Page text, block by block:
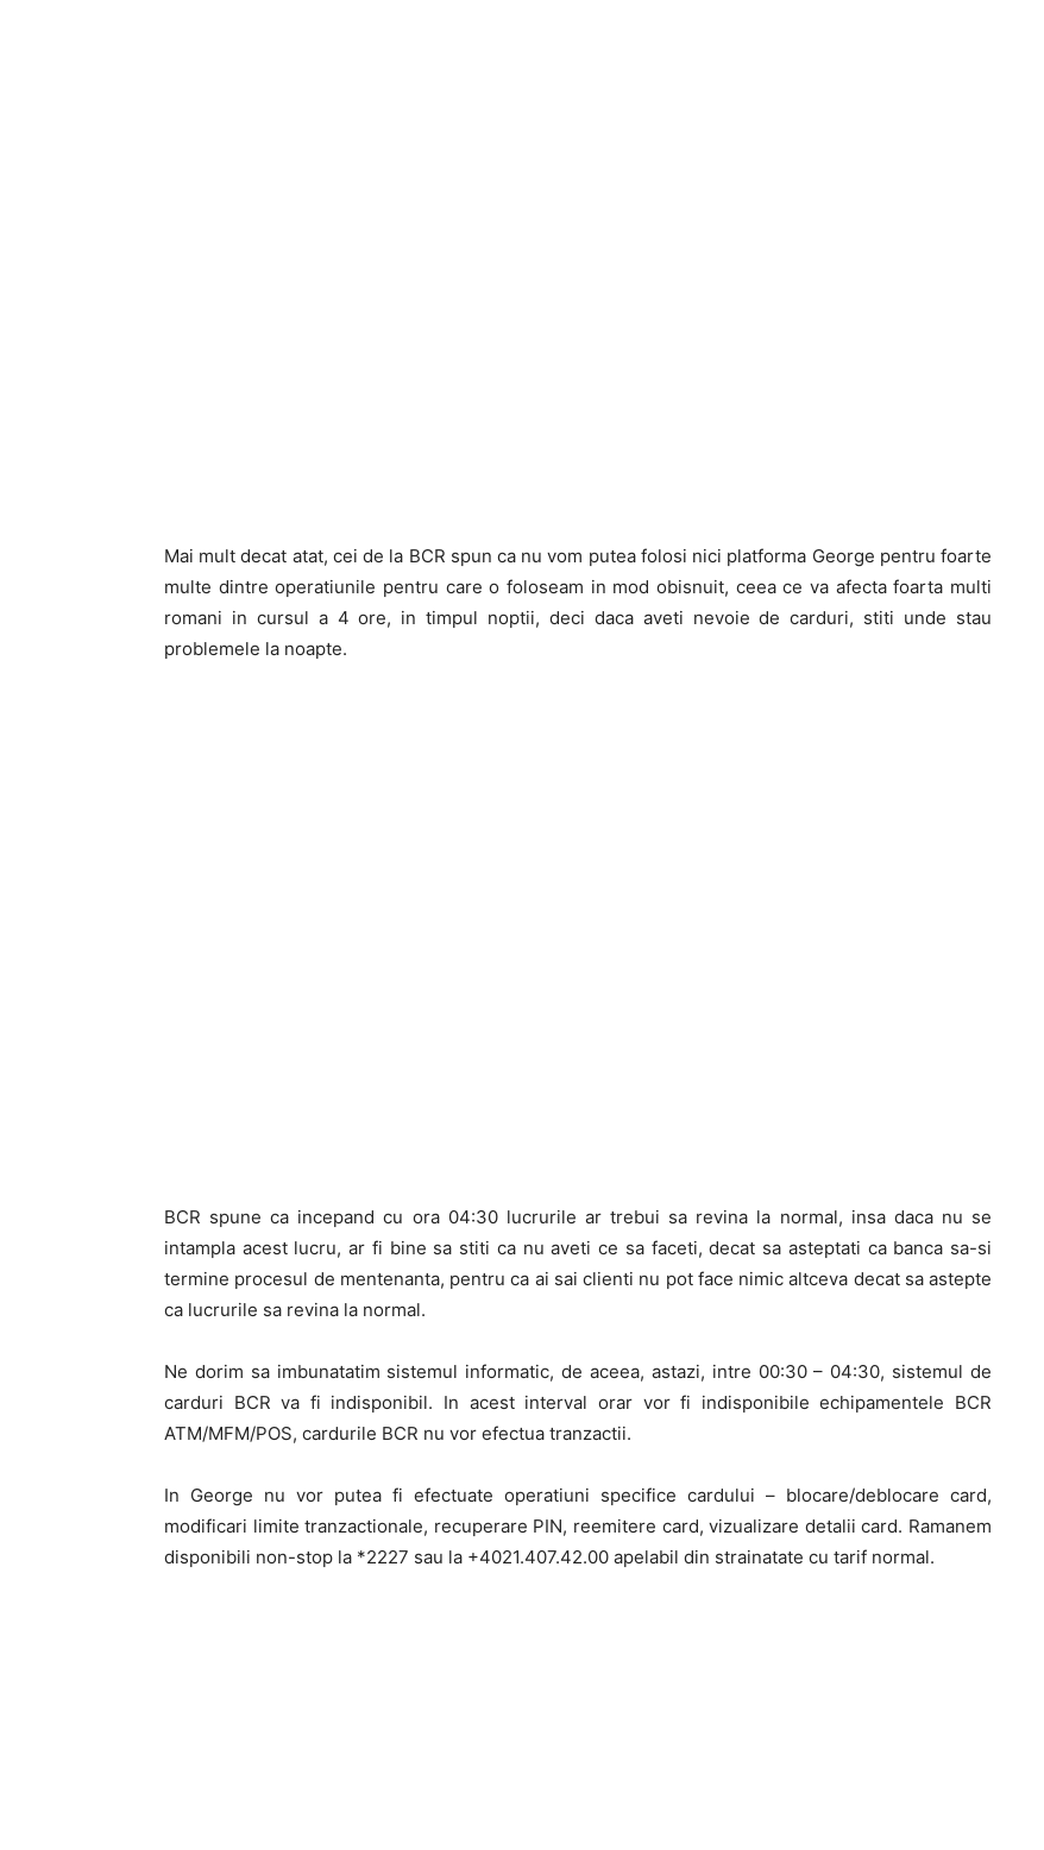
Mai mult decat atat, cei de la BCR spun ca nu vom putea folosi nici platforma George pentru foarte
multe dintre operatiunile pentru care o foloseam in mod obisnuit, ceea ce va afecta foarta multi
romani in cursul a 4 ore, in timpul noptii, deci daca aveti nevoie de carduri, stiti unde stau
problemele la noapte.
BCR spune ca incepand cu ora 04:30 lucrurile ar trebui sa revina la normal, insa daca nu se
intampla acest lucru, ar fi bine sa stiti ca nu aveti ce sa faceti, decat sa asteptati ca banca sa-si
termine procesul de mentenanta, pentru ca ai sai clienti nu pot face nimic altceva decat sa astepte
ca lucrurile sa revina la normal.
Ne dorim sa imbunatatim sistemul informatic, de aceea, astazi, intre 00:30 – 04:30, sistemul de
carduri BCR va fi indisponibil. In acest interval orar vor fi indisponibile echipamentele BCR
ATM/MFM/POS, cardurile BCR nu vor efectua tranzactii.
In George nu vor putea fi efectuate operatiuni specifice cardului – blocare/deblocare card,
modificari limite tranzactionale, recuperare PIN, reemitere card, vizualizare detalii card. Ramanem
disponibili non-stop la *2227 sau la +4021.407.42.00 apelabil din strainatate cu tarif normal.